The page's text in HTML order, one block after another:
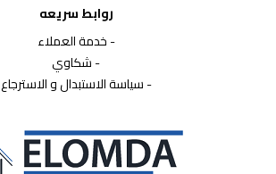
روابط سريعه
-خدمة العملاء
-شكاوي
-سياسة الاستبدال و الاسترجاع